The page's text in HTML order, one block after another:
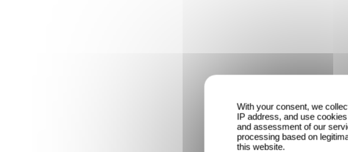
With your consent, we
IP address, and use
and assessment of our
processing based on
this website.